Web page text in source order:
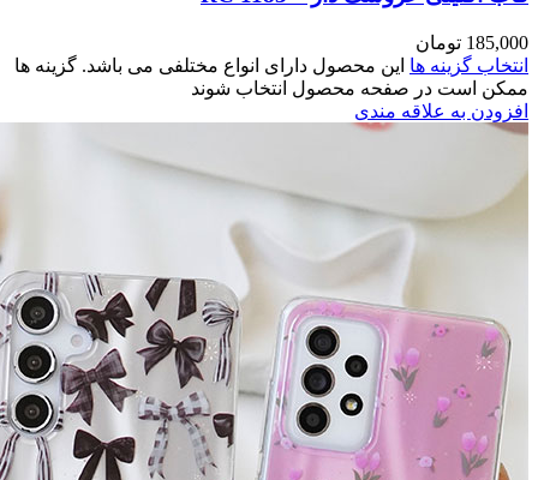
مختلفی می باشد. گزینه ها